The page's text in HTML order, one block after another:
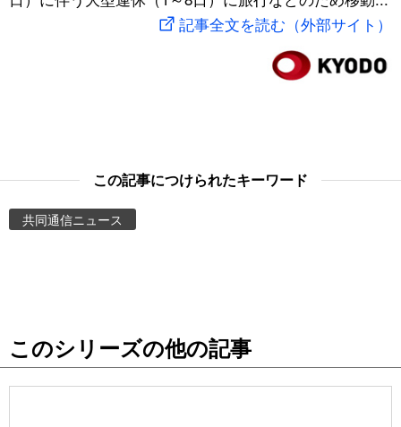
お知らせ
記事全文を読む（外部サイト）
この記事につけられたキーワード
共同通信ニュース
このシリーズの他の記事